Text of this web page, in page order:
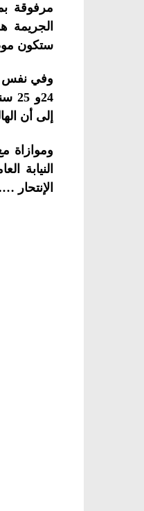
مرفوقة
الجريمة
ستكون
وفي نفس
إلى أن
وموازاة
النيابة
الإنتحار